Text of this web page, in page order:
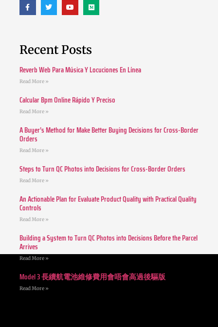
Recent Posts
Reverb Web Para Música Y Locuciones En Línea
Read More »
Calcular Bpm Online Rápido Y Preciso
Read More »
A Buyer’s Method for Make Better Buying Decisions for Cross-Border
Orders
Read More »
Steps to Turn QC Photos into Decisions for Cross-Border Orders
Read More »
An Actionable Plan for Evaluate Product Quality with Practical Quality
Controls
Read More »
Building a System to Turn QC Photos into Decisions Before the Parcel
Arrives
Read More »
Model 3 長續航電池維修費用會唔會高過後驅版
Read More »